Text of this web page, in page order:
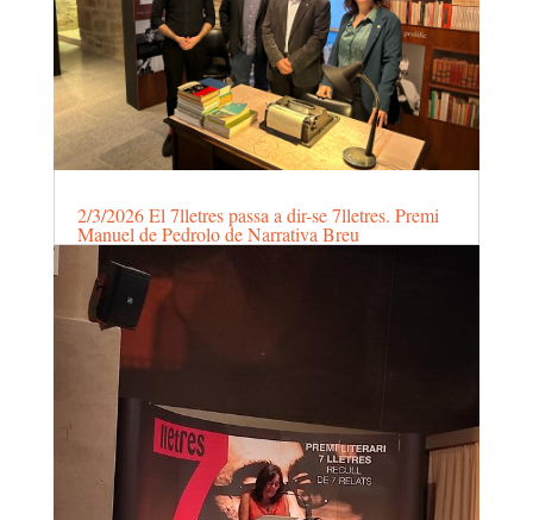
2/3/2026 El 7lletres passa a dir-se 7lletres. Premi
Manuel de Pedrolo de Narrativa Breu